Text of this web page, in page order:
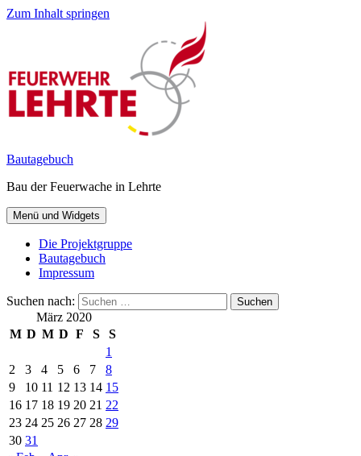
Zum Inhalt springen
Bautagebuch
Bau der Feuerwache in Lehrte
Menü und Widgets
Die Projektgruppe
Bautagebuch
Impressum
Suchen nach:
März 2020
M D M D F S
S
1
2
3 4 5 6 7
8
9
10 11 12 13 14 15
16 17 18 19 20 21 22
23 24 25 26 27 28 29
30 31